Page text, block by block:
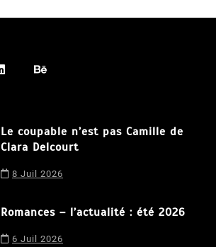
Le coupable n’est pas Camille de
Clara Delcourt
8 Juil 2026
Romances – l’actualité : été 2026
6 Juil 2026